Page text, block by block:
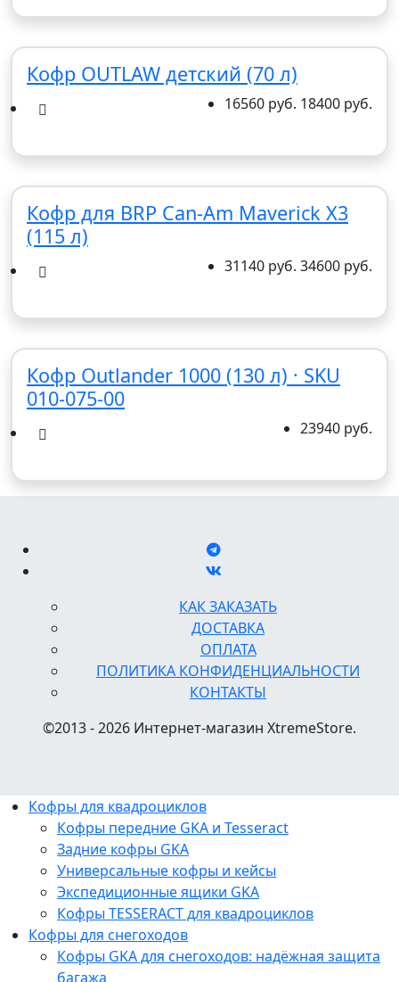
Кофр OUTLAW детский (70 л)
16560 руб. 18400 руб.
Кофр для BRP Can-Am Maverick X3
(115 л)
31140 руб. 34600 руб.
Кофр Outlander 1000 (130 л) · SKU
010-075-00
23940 руб.
КАК ЗАКАЗАТЬ
ДОСТАВКА
ОПЛАТА
ПОЛИТИКА КОНФИДЕНЦИАЛЬНОСТИ
КОНТАКТЫ
©2013 - 2026 Интернет-магазин XtremeStore.
Кофры для квадроциклов
Кофры передние GKA и Tesseract
Задние кофры GKA
Универсальные кофры и кейсы
Экспедиционные ящики GKA
Кофры TESSERACT для квадроциклов
Кофры для снегоходов
Кофры GKA для снегоходов: надёжная защита
багажа